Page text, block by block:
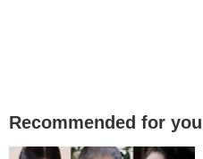
Recommended for you